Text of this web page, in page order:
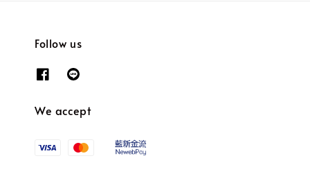
Follow us
We accept